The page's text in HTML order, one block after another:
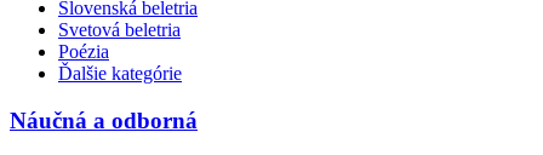
Slovenská beletria
Svetová beletria
Poézia
Ďalšie kategórie
Náučná a odborná